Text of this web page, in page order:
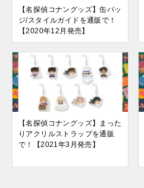
【名探偵コナングッズ】缶バッ
ジ/スタイルガイドを通販で！
【2020年12月発売】
【名探偵コナングッズ】まった
りアクリルストラップを通販
で！【2021年3月発売】